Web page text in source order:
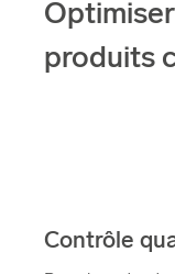
produits
Contrôle